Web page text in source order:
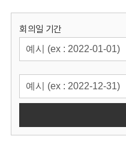
위
원
회
회의일 기간